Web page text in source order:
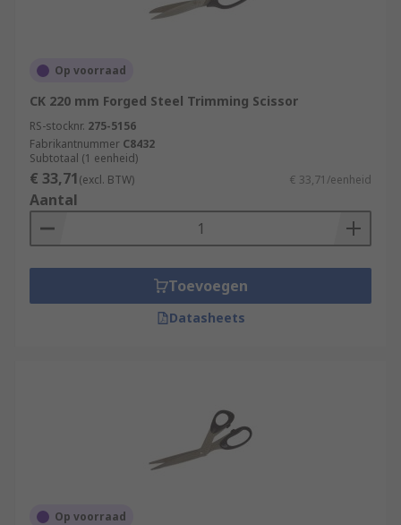
Op voorraad
CK 220 mm Forged Steel Trimming Scissor
RS-stocknr. 275-5156
Fabrikantnummer C8432
Subtotaal (1 eenheid)
€ 33,71(excl. BTW) € 33,71/eenheid
Aantal
Toevoegen
Datasheets
Op voorraad